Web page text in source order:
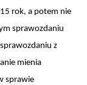
rok, a potem nie
sprawozdaniu
sprawozdaniu z
mienia
sprawie